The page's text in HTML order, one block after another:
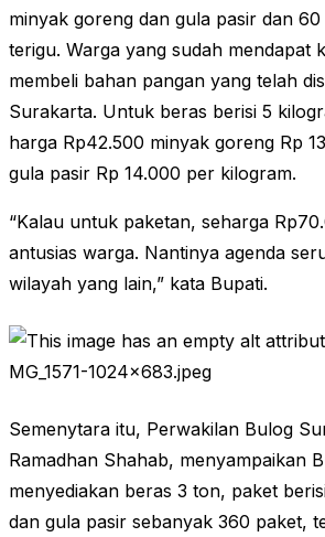
minyak goreng dan gula pasir dan
terigu. Warga yang sudah mendapat
membeli bahan pangan yang telah
Surakarta. Untuk beras berisi 5
harga Rp42.500 minyak goreng Rp
gula pasir Rp 14.000 per kilogram.
“Kalau untuk paketan, seharga
antusias warga. Nantinya agenda
wilayah yang lain,” kata Bupati.
Semenytara itu, Perwakilan Bulog
Ramadhan Shahab, menyampaikan
menyediakan beras 3 ton, paket
dan gula pasir sebanyak 360 paket,